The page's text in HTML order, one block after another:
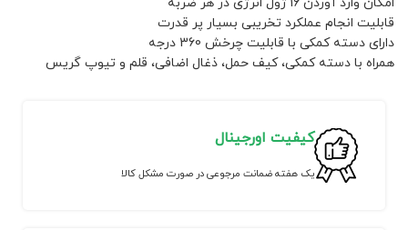
قابلیت انجام عملکرد تخریبی بسیار پر قدرت
دارای دسته کمکی با قابلیت چرخش 360 درجه
همراه با دسته کمکی، کیف حمل، ذغال اضافی، قلم و تیوپ گریس
کیفیت اورجینال
یک هفته ضمانت مرجوعی در صورت مشکل کالا